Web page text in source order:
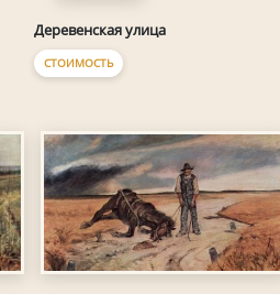
Деревенская улица
СТОИМОСТЬ